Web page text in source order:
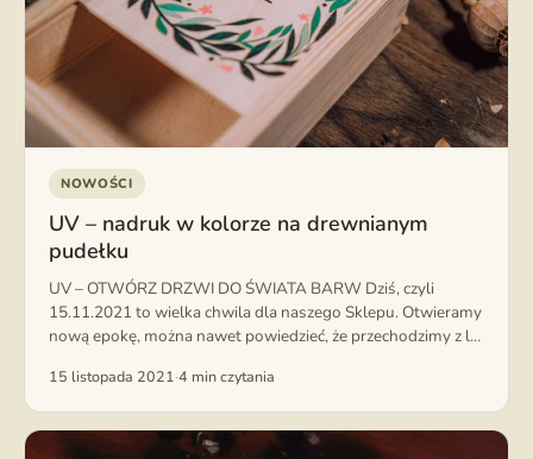
NOWOŚCI
UV – nadruk w kolorze na drewnianym
pudełku
UV – OTWÓRZ DRZWI DO ŚWIATA BARW Dziś, czyli
15.11.2021 to wielka chwila dla naszego Sklepu. Otwieramy
nową epokę, można nawet powiedzieć, że przechodzimy z lat
15 listopada 2021·4 min czytania